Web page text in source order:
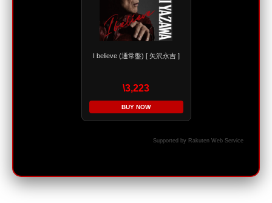
I believe (通常盤) [ 矢沢永吉 ]
\3,223
BUY NOW
Supported by Rakuten Web Service